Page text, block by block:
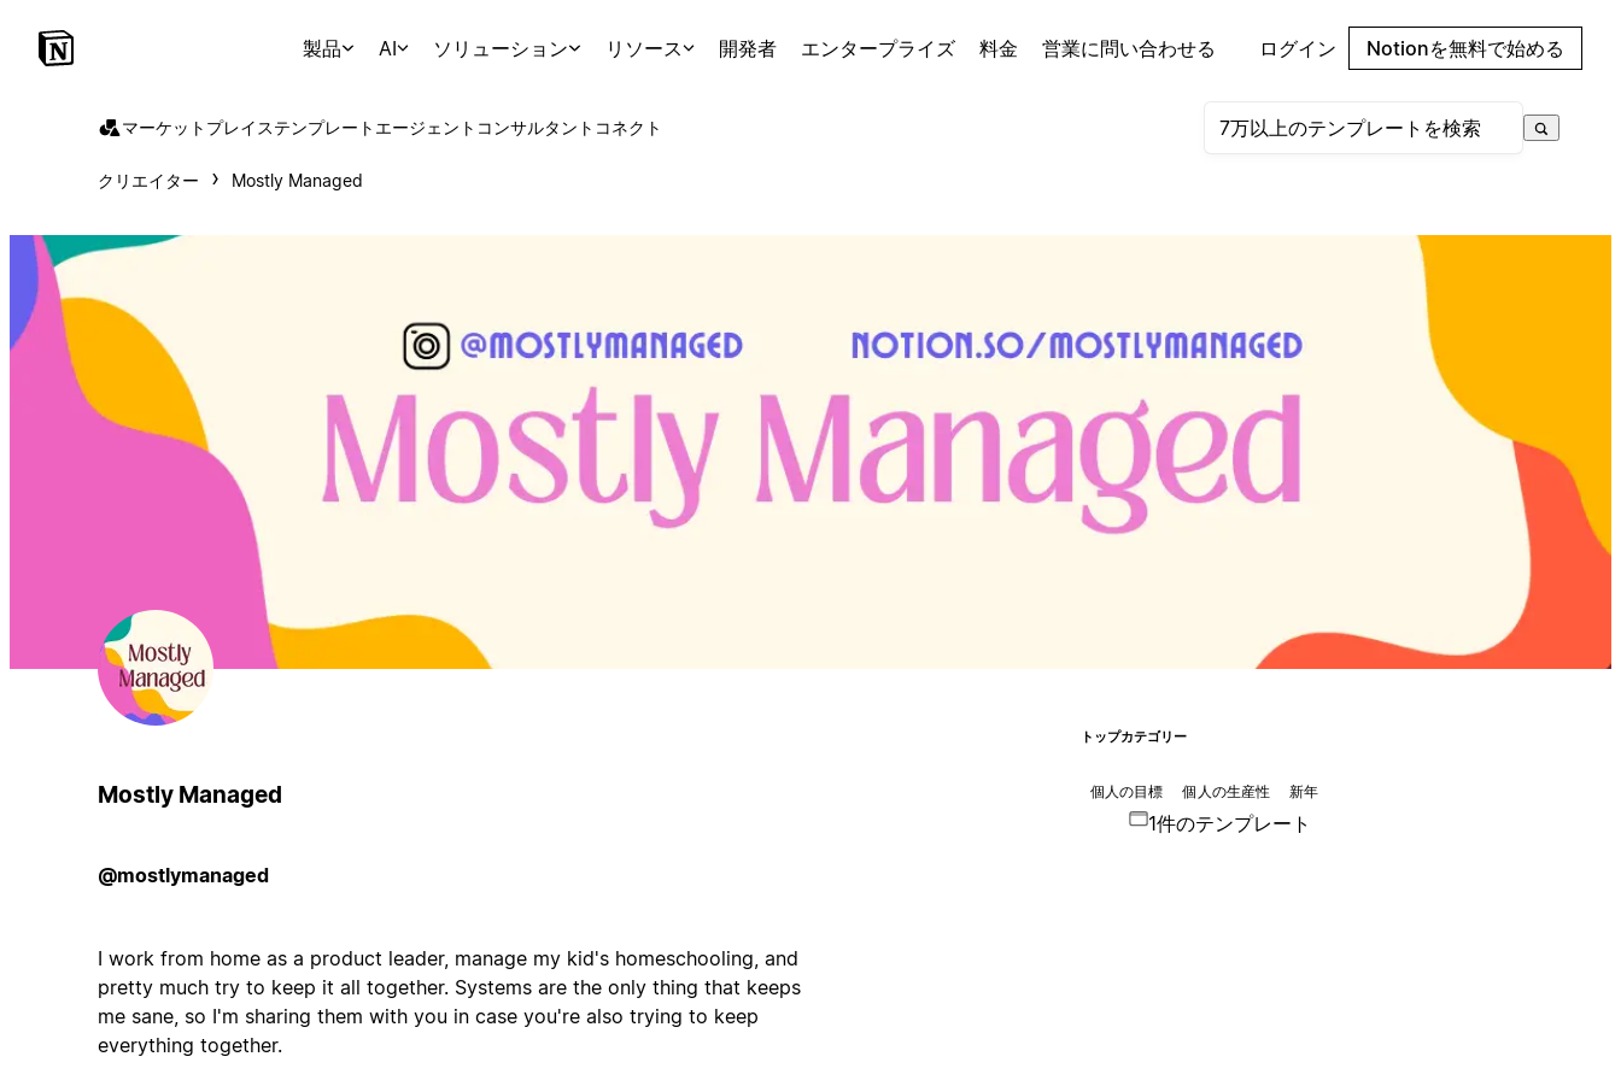
製品 AI ソリューション リソース 開発者 エンタープライズ 料金 営業に問い合わせる ログイン Notionを無料で始める
マーケットプレイステンプレート エージェント コンサルタント コネクト
クリエイター Mostly Managed
Mostly Managed
@mostlymanaged
I work from home as a product leader, manage my kid's homeschooling, and
pretty much try to keep it all together. Systems are the only thing that keeps
me sane, so I'm sharing them with you in case you're also trying to keep
everything together.
トップカテゴリー
個人の目標 個人の生産性 新年
1件のテンプレート